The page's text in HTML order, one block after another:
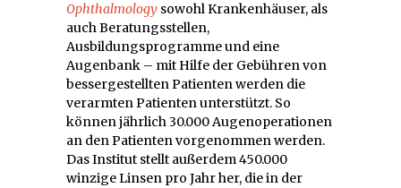
Ophthalmology sowohl Krankenhäuser, als
auch Beratungsstellen,
Ausbildungsprogramme und eine
Augenbank – mit Hilfe der Gebühren von
bessergestellten Patienten werden die
verarmten Patienten unterstützt. So
können jährlich 30.000 Augenoperationen
an den Patienten vorgenommen werden.
Das Institut stellt außerdem 450.000
winzige Linsen pro Jahr her, die in der